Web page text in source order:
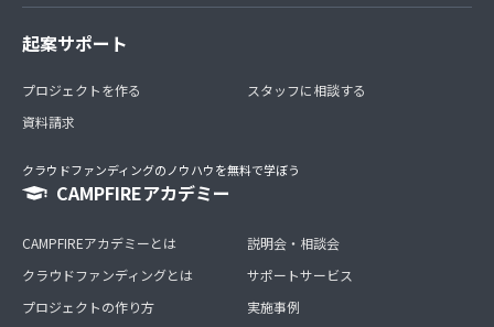
起案サポート
プロジェクトを作る
資料請求
スタッフに相談する
クラウドファンディングのノウハウを無料で学ぼう
CAMPFIREアカデミー
CAMPFIREアカデミーとは
クラウドファンディングとは
プロジェクトの作り方
説明会・相談会
サポートサービス
実施事例